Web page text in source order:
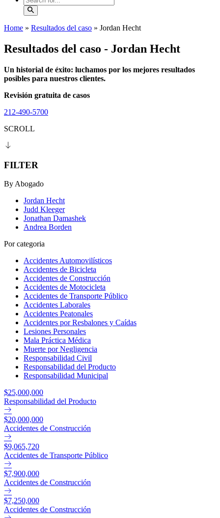
Home » Resultados del caso » Jordan Hecht
Resultados del caso - Jordan Hecht
Un historial de éxito: luchamos por los mejores resultados
posibles para nuestros clientes.
Revisión gratuita de casos
212-490-5700
SCROLL
FILTER
By Abogado
Jordan Hecht
Judd Kleeger
Jonathan Damashek
Andrea Borden
Por categoria
Accidentes Automovilísticos
Accidentes de Bicicleta
Accidentes de Construcción
Accidentes de Motocicleta
Accidentes de Transporte Público
Accidentes Laborales
Accidentes Peatonales
Accidentes por Resbalones y Caídas
Lesiones Personales
Mala Práctica Médica
Muerte por Negligencia
Responsabilidad Civil
Responsabilidad del Producto
Responsabilidad Municipal
$25,000,000
Responsabilidad del Producto
$20,000,000
Accidentes de Construcción
$9,065,720
Accidentes de Transporte Público
$7,900,000
Accidentes de Construcción
$7,250,000
Accidentes de Construcción